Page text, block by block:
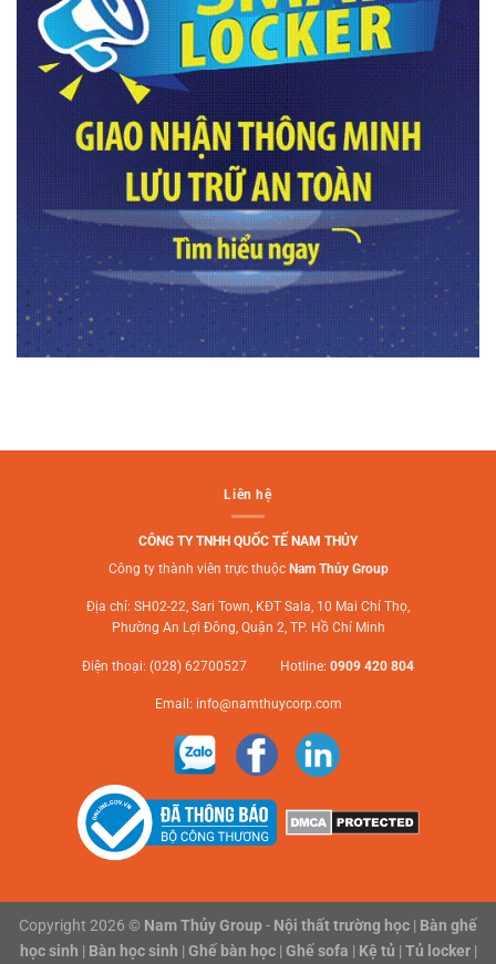
Liên hệ
CÔNG TY TNHH QUỐC TẾ NAM THỦY
Công ty thành viên trực thuộc Nam Thủy Group
Địa chỉ: SH02-22, Sari Town, KĐT Sala, 10 Mai Chí Thọ,
Phường An Lợi Đông, Quận 2, TP. Hồ Chí Minh
Điện thoại: (028) 62700527 Hotline: 0909 420 804
Email: info@namthuycorp.com
Copyright 2026 © Nam Thủy Group- Nội thất trường học | Bàn ghế
học sinh | Bàn học sinh | Ghế bàn học| Ghế sofa | Kệ tủ | Tủ locker|